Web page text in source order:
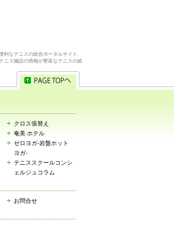
なテニスの総合ポータルサイト、
ニス施設の情報が豊富なテニスの総
クロス張替え
奄美 ホテル
ゼロヨガ-岩盤ホット
ヨガ-
テニススクールコンシ
ェルジュコラム
お問合せ